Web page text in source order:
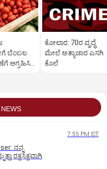
ಬೆಂಬಲ
ಆಗ್ರಹಿಸಿ
ಕೋಲಾರ: 70ರ ವೃದ್ಧೆ
ಮೇಲೆ ಅತ್ಯಾಚಾರ ಎಸಗಿ
ಕೊಲೆ
7:55 PM IST
ನನ್ನ
ರಕ್ತಸಿಕ್ತವಾಗಿ